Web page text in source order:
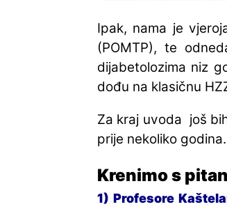
Ipak, nama je
(POMTP), te
dijabetolozima niz
dođu na klasičnu
Za kraj uvoda još
prije nekoliko godina.
Krenimo s
1) Profesore